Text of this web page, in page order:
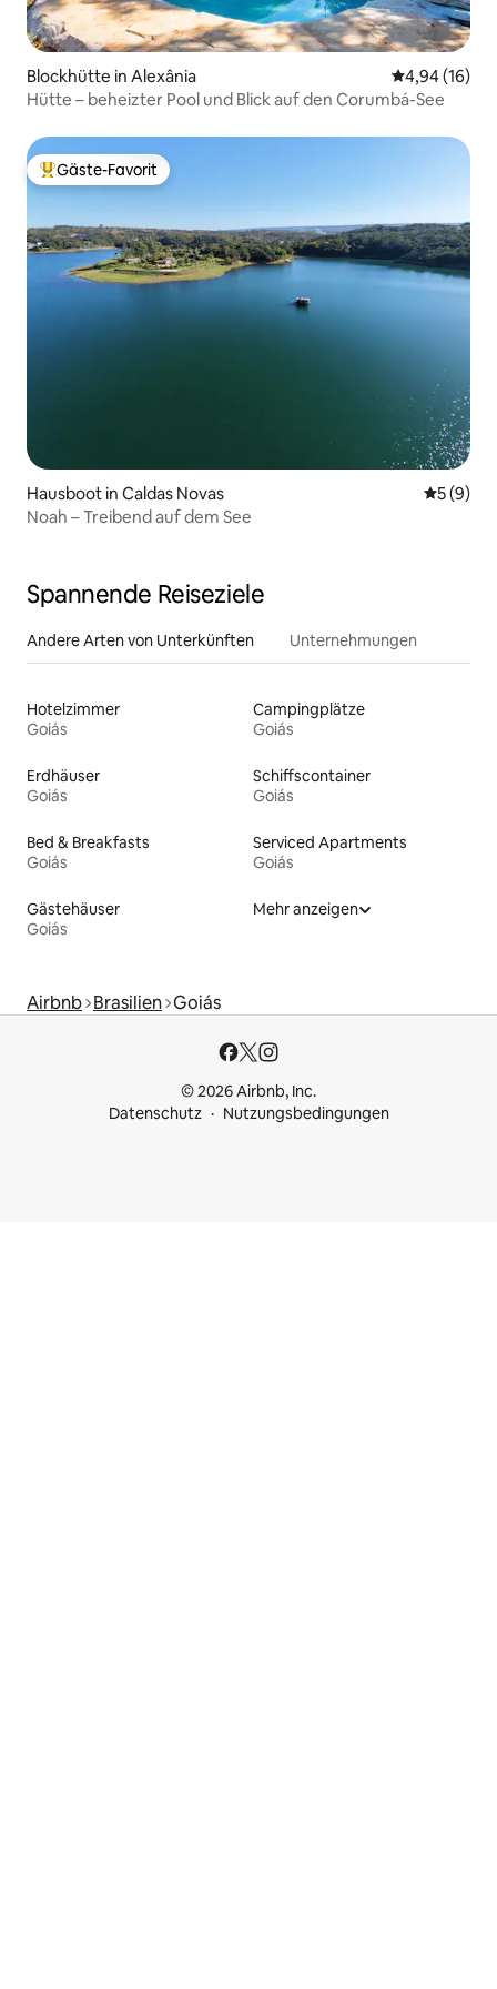
Blockhütte in Alexânia
4,94 (16)
Hütte – beheizter Pool und Blick auf den Corumbá-See
Beliebter Gäste-Favorit.
Gäste-Favorit
Hausboot in Caldas Novas
5 (9)
Noah – Treibend auf dem See
Spannende Reiseziele
Andere Arten von Unterkünften Unternehmungen
Hotelzimmer
Goiás
Campingplätze
Goiás
Erdhäuser
Goiás
Schiffscontainer
Goiás
Bed & Breakfasts
Goiás
Serviced Apartments
Goiás
Gästehäuser
Goiás
Mehr anzeigen
Airbnb Brasilien Goiás
© 2026 Airbnb, Inc.
Datenschutz
Nutzungsbedingungen